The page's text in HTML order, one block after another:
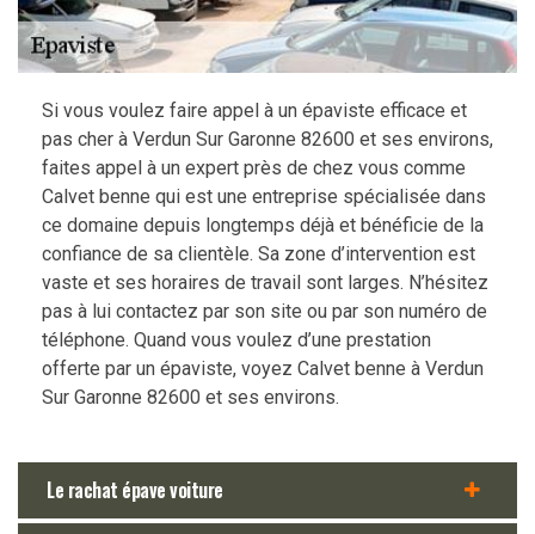
Si vous voulez faire appel à un épaviste efficace et
pas cher à Verdun Sur Garonne 82600 et ses environs,
faites appel à un expert près de chez vous comme
Calvet benne qui est une entreprise spécialisée dans
ce domaine depuis longtemps déjà et bénéficie de la
confiance de sa clientèle. Sa zone d’intervention est
vaste et ses horaires de travail sont larges. N’hésitez
pas à lui contactez par son site ou par son numéro de
téléphone. Quand vous voulez d’une prestation
offerte par un épaviste, voyez Calvet benne à Verdun
Sur Garonne 82600 et ses environs.
Le rachat épave voiture